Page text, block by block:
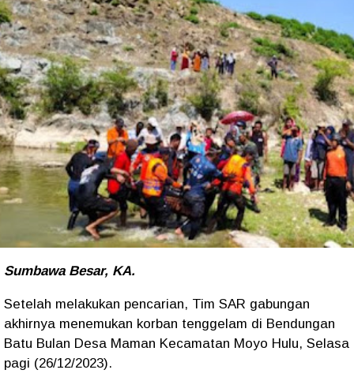
Sumbawa Besar, KA.
Setelah melakukan pencarian, Tim SAR gabungan
akhirnya menemukan korban tenggelam di Bendungan
Batu Bulan Desa Maman Kecamatan Moyo Hulu, Selasa
pagi (26/12/2023).